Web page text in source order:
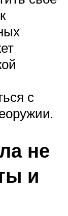
с
не
и